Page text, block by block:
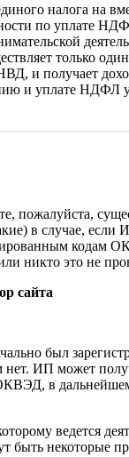
налога на
по уплате
только
и получает
и уплате НДФЛ
пожалуйста,
в случае,
кодам
никто это не
сайта
был
нет. ИП может
в
ведется
быть некоторые